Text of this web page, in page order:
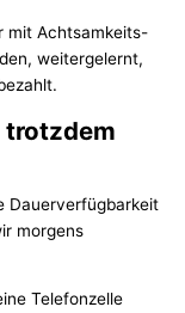
mit Achtsamkeits-
weitergelernt,
trotzdem
Dauerverfügbarkeit
morgens
Telefonzelle